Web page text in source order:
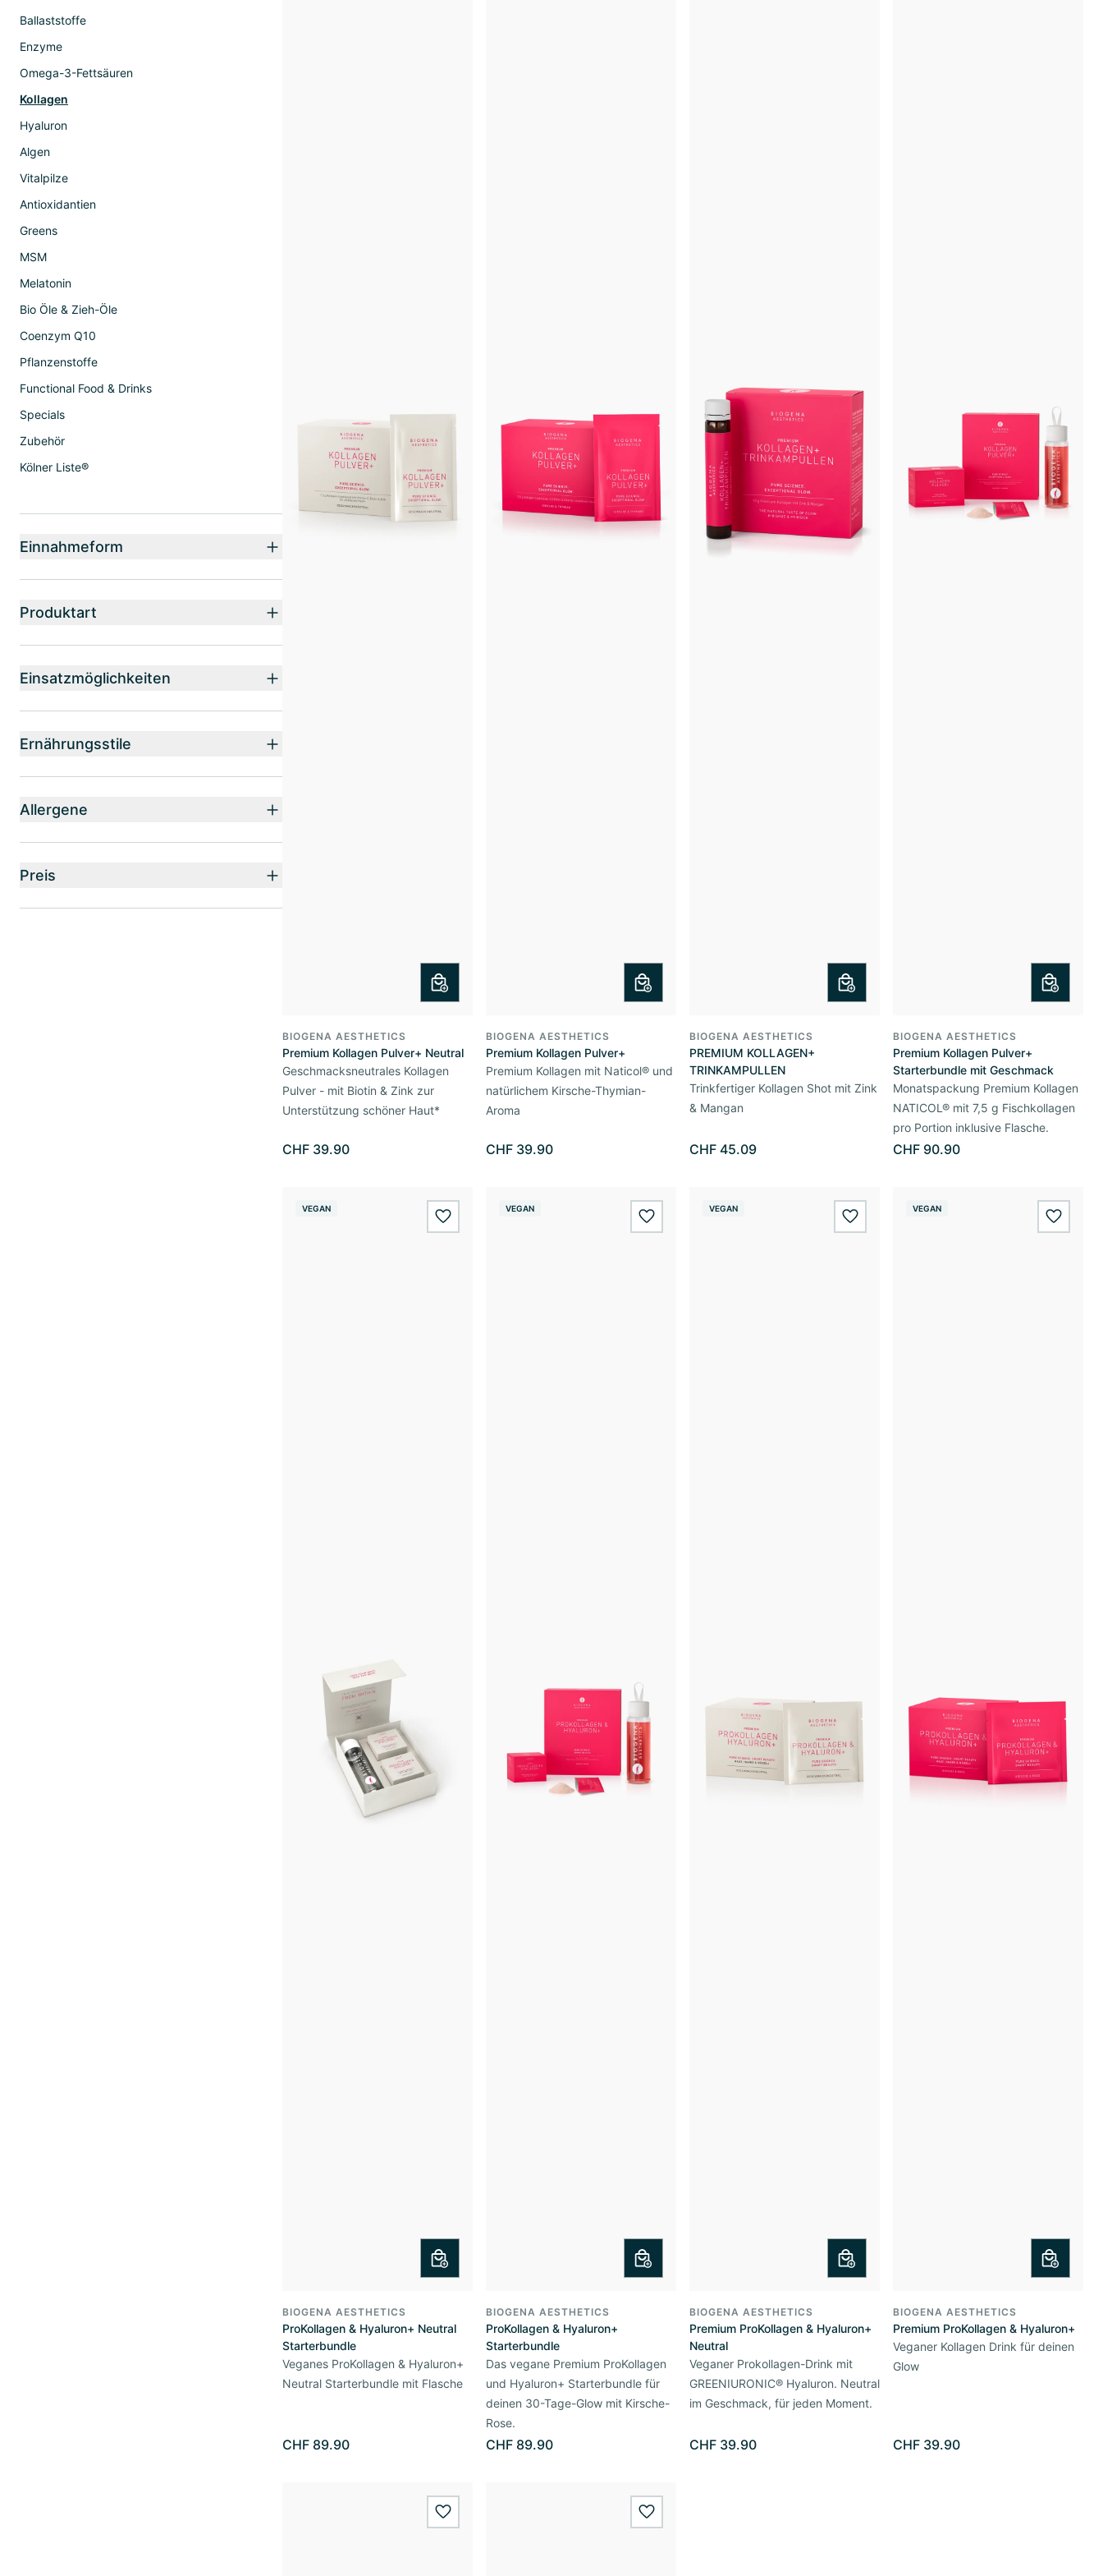
BIOGENA AESTHETICS
Premium Kollagen Pulver+ Neutral
Geschmacksneutrales Kollagen
Pulver - mit Biotin & Zink zur
Unterstützung schöner Haut*
CHF 39.90
BIOGENA AESTHETICS
Premium Kollagen Pulver+
Premium Kollagen mit Naticol® und
natürlichem Kirsche-Thymian-
Aroma
CHF 39.90
BIOGENA AESTHETICS
PREMIUM KOLLAGEN+
TRINKAMPULLEN
Trinkfertiger Kollagen Shot mit Zink
& Mangan
CHF 45.09
BIOGENA AESTHETICS
Premium Kollagen Pulver+
Starterbundle mit Geschmack
Monatspackung Premium Kollagen
NATICOL® mit 7,5 g Fischkollagen
pro Portion inklusive Flasche.
CHF 90.90
VEGAN
wishlist.add
BIOGENA AESTHETICS
ProKollagen & Hyaluron+ Neutral
Starterbundle
Veganes ProKollagen & Hyaluron+
Neutral Starterbundle mit Flasche
CHF 89.90
VEGAN
wishlist.add
BIOGENA AESTHETICS
ProKollagen & Hyaluron+
Starterbundle
Das vegane Premium ProKollagen
und Hyaluron+ Starterbundle für
deinen 30-Tage-Glow mit Kirsche-
Rose.
CHF 89.90
VEGAN
wishlist.add
BIOGENA AESTHETICS
Premium ProKollagen & Hyaluron+
Neutral
Veganer Prokollagen-Drink mit
GREENIURONIC® Hyaluron. Neutral
im Geschmack, für jeden Moment.
CHF 39.90
VEGAN
BIOGENA AESTHETICS
Premium ProKollagen & Hyaluron+
Veganer Kollagen Drink für deinen
Glow
CHF 39.90
wishlist.add wishlist.add
Ballaststoffe
Enzyme
Omega-3-Fettsäuren
Kollagen
Hyaluron
Algen
Vitalpilze
Antioxidantien
Greens
MSM
Melatonin
Bio Öle & Zieh-Öle
Coenzym Q10
Pflanzenstoffe
Functional Food & Drinks
Specials
Zubehör
Kölner Liste®
Einnahmeform
Produktart
Einsatzmöglichkeiten
Ernährungsstile
Allergene
Preis